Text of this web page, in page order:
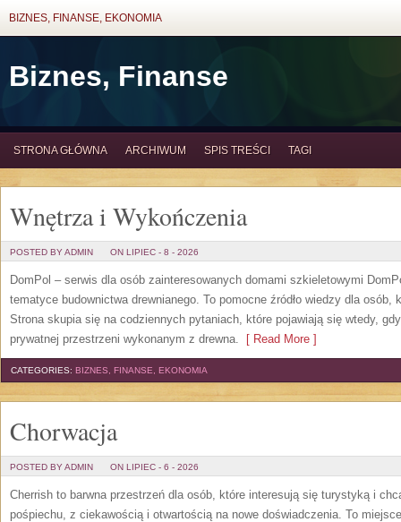
BIZNES, FINANSE, EKONOMIA
Biznes, Finanse
STRONA GŁÓWNA ARCHIWUM SPIS TREŚCI TAGI
Wnętrza i Wykończenia
POSTED BY ADMIN ON LIPIEC - 8 - 2026
DomPol – serwis dla osób zainteresowanych domami szkieletowymi
tematyce budownictwa drewnianego. To pomocne źródło wiedzy dla
Strona skupia się na codziennych pytaniach, które pojawiają się wtedy,
prywatnej przestrzeni wykonanym z drewna. [ Read More ]
CATEGORIES: BIZNES, FINANSE, EKONOMIA
Chorwacja
POSTED BY ADMIN ON LIPIEC - 6 - 2026
Cherrish to barwna przestrzeń dla osób, które interesują się turystyką i
pośpiechu, z ciekawością i otwartością na nowe doświadczenia. To